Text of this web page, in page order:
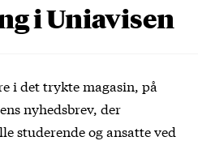
i Uniavisen
i det trykte magasin, på
nyhedsbrev, der
studerende og ansatte ved